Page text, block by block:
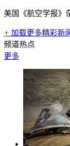
美国《航空学报》
+ 加载更多精彩新
频道热点
更多